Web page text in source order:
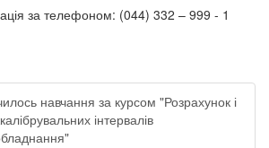
за телефоном: (044) 332 – 999 - 1
навчання за курсом "Розрахунок і
інтервалів